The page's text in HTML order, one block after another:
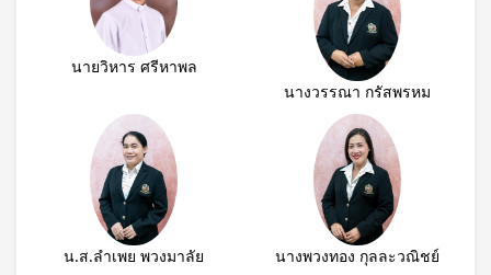
นายวิหาร ศรีหาพล
นางวรรณา กรัสพรหม
น.ส.ลำเพย พวงมาลัย นางพวงทอง กุลละวณิชย์